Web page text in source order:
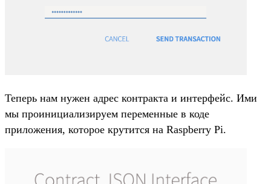
Теперь нам нужен адрес контракта и интерфейс. Ими
мы проинициализируем переменные в коде
приложения, которое крутится на Raspberry Pi.